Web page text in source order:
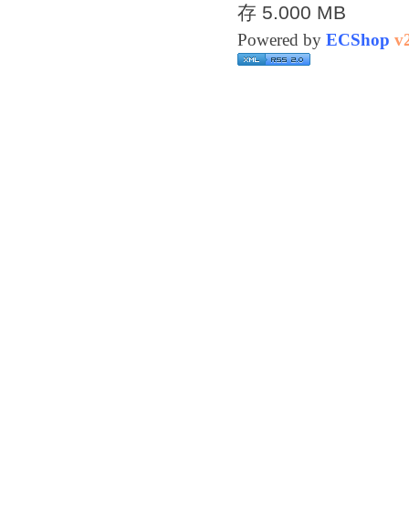
存 5.000 MB
Powered by ECShop